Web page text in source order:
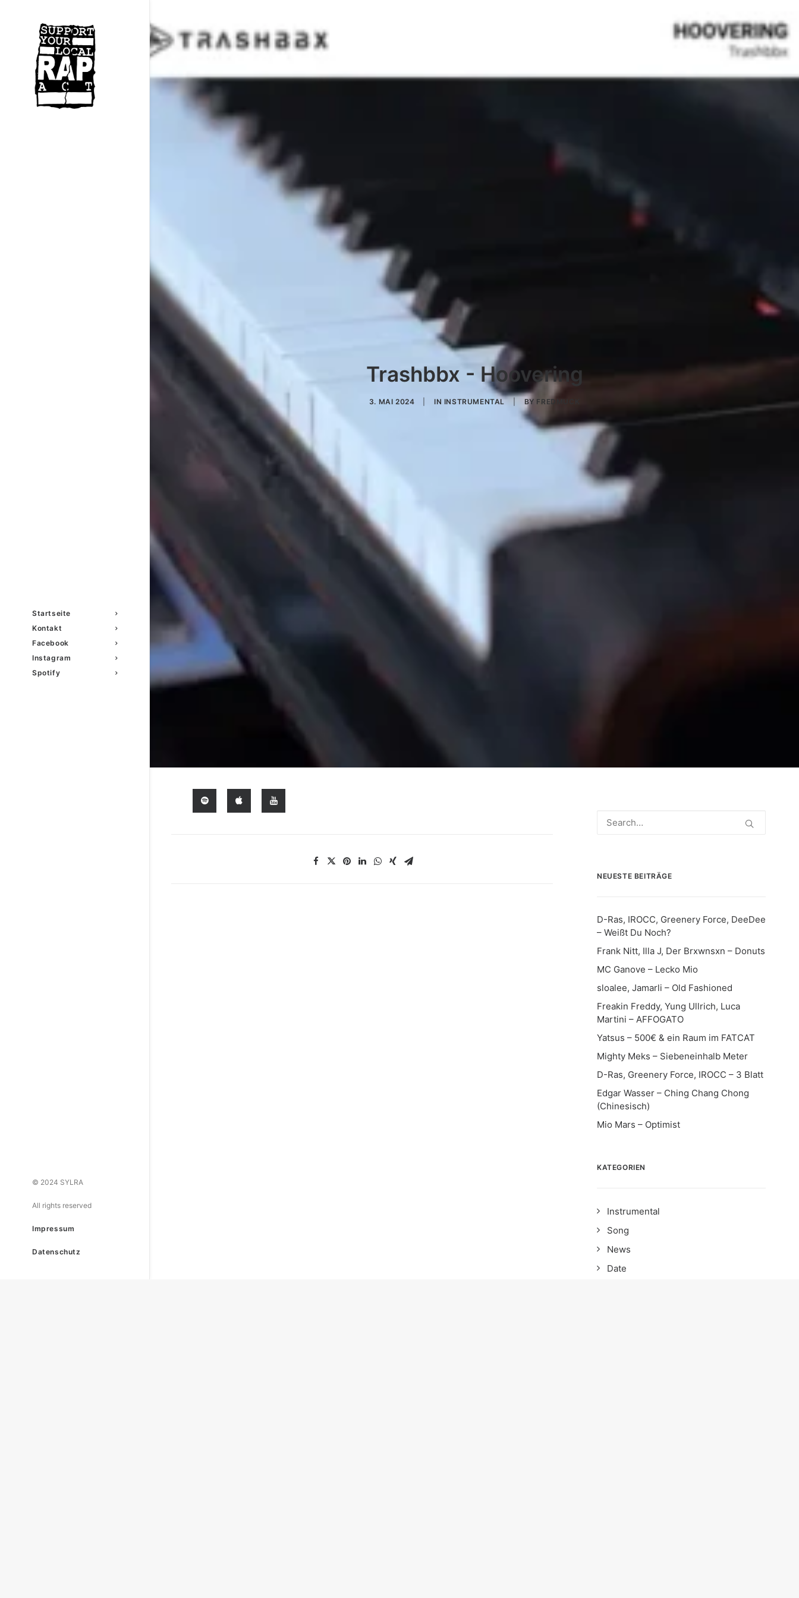
Startseite
Kontakt
Facebook
Instagram
Spotify
© 2024 SYLRA
All rights reserved
Impressum
Datenschutz
Trashbbx - Hoovering
3. MAI 2024 IN INSTRUMENTAL BY FREDMUCK
NEUESTE BEITRÄGE
D-Ras, IROCC, Greenery Force, DeeDee
– Weißt Du Noch?
Frank Nitt, Illa J, Der Brxwnsxn – Donuts
MC Ganove – Lecko Mio
sloalee, Jamarli – Old Fashioned
Freakin Freddy, Yung Ullrich, Luca
Martini – AFFOGATO
Yatsus – 500€ & ein Raum im FATCAT
Mighty Meks – Siebeneinhalb Meter
D-Ras, Greenery Force, IROCC – 3 Blatt
Edgar Wasser – Ching Chang Chong
(Chinesisch)
Mio Mars – Optimist
KATEGORIEN
Instrumental
Song
News
Date